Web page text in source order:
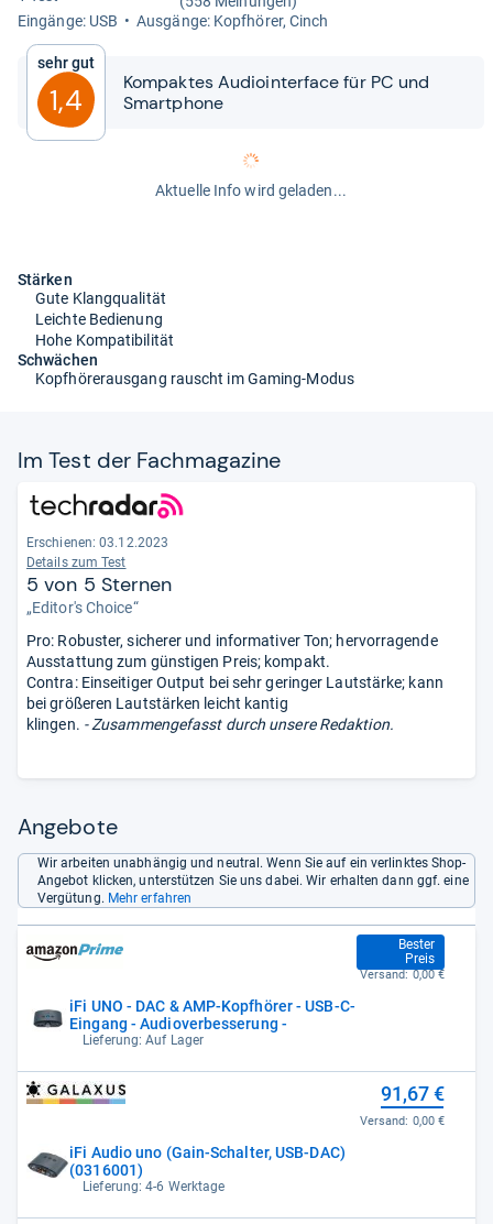
Ein­gänge: USB
Aus­gänge: Kopf­hö­rer, Cinch
Sehr gut
1,4
Kom­pak­tes Audioin­ter­face für PC und
Smart­phone
Aktuelle Info wird geladen...
Stärken
Gute Klangqualität
Leichte Bedienung
Hohe Kompatibilität
Schwächen
Kopfhörerausgang rauscht im Gaming-Modus
Im Test der Fach­ma­ga­zine
Erschienen: 03.12.2023
Details zum Test
5 von 5 Sternen
„Editor's Choice“
Pro: Robuster, sicherer und informativer Ton; hervorragende
Ausstattung zum günstigen Preis; kompakt.
Contra: Einseitiger Output bei sehr geringer Lautstärke; kann
bei größeren Lautstärken leicht kantig
klingen. - Zusammengefasst durch unsere Redaktion.
Angebote
Wir arbeiten unabhängig und neutral. Wenn Sie auf ein verlinktes Shop-
Angebot klicken, unterstützen Sie uns dabei. Wir erhalten dann ggf. eine
Vergütung. Mehr erfahren
iFi UNO - DAC & AMP-Kopfhörer - USB-C-
Eingang - Audioverbesserung -
Lieferung: Auf Lager
Bester
Preis
89,00 €
Versand: 0,00 €
iFi Audio uno (Gain-Schalter, USB-DAC)
(0316001)
Lieferung: 4-6 Werktage
91,67 €
Versand: 0,00 €